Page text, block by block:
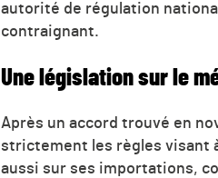
autorité de régulation
contraignant.
Une législation sur le
Après un accord trouvé en
strictement les règles visant
aussi sur ses importations,